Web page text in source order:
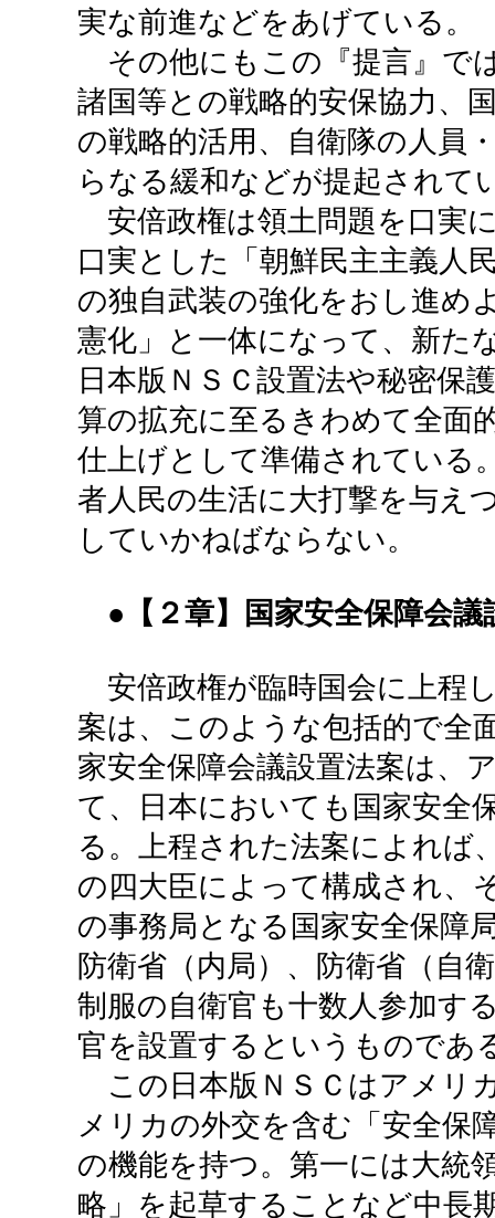
実な前進などをあげている。
その他にもこの『提言』で
諸国等との戦略的安保協力、
の戦略的活用、自衛隊の人員
らなる緩和などが提起されて
安倍政権は領土問題を口実
口実とした「朝鮮民主主義人
の独自武装の強化をおし進め
憲化」と一体になって、新た
日本版ＮＳＣ設置法や秘密保
算の拡充に至るきわめて全面
仕上げとして準備されている
者人民の生活に大打撃を与え
していかねばならない。
●【２章】国家安全保障会
安倍政権が臨時国会に上程
案は、このような包括的で全
家安全保障会議設置法案は、
て、日本においても国家安全
る。上程された法案によれば
の四大臣によって構成され、
の事務局となる国家安全保障
防衛省（内局）、防衛省（自
制服の自衛官も十数人参加す
官を設置するというものであ
この日本版ＮＳＣはアメリ
メリカの外交を含む「安全保
の機能を持つ。第一には大統
略」を起草することなど中長